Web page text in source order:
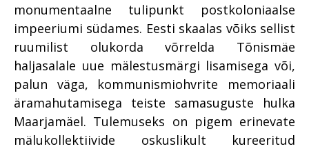
monumentaalne tulipunkt postkoloniaalse
impeeriumi südames. Eesti skaalas võiks sellist
ruumilist olukorda võrrelda Tõnismäe
haljasalale uue mälestusmärgi lisamisega või,
palun väga, kommunismiohvrite memoriaali
äramahutamisega teiste samasuguste hulka
Maarjamäel. Tulemuseks on pigem erinevate
mälukollektiivide oskuslikult kureeritud